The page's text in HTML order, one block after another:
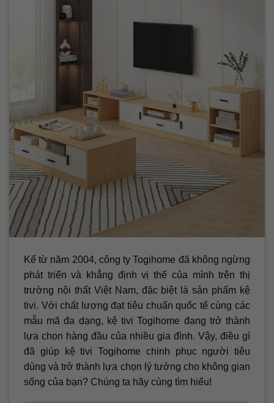
Kể từ năm 2004, công ty Togihome đã không ngừng
phát triển và khẳng định vị thế của mình trên thị
trường nội thất Việt Nam, đặc biệt là sản phẩm kệ
tivi. Với chất lượng đạt tiêu chuẩn quốc tế cùng các
mẫu mã đa dạng, kệ tivi Togihome đang trở thành
lựa chọn hàng đầu của nhiều gia đình. Vậy, điều gì
đã giúp kệ tivi Togihome chinh phục người tiêu
dùng và trở thành lựa chọn lý tưởng cho không gian
sống của bạn? Chúng ta hãy cùng tìm hiểu!